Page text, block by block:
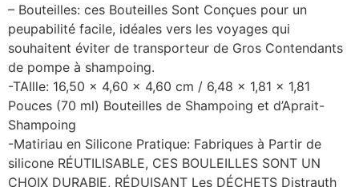
– Bouteilles: ces Bouteilles Sont Conçues pour un
peupabilité facile, idéales vers les voyages qui
souhaitent éviter de transporteur de Gros Contendants
de pompe à shampoing.
-TAIlle: 16,50 x 4,60 x 4,60 cm / 6,48 x 1,81 x 1,81
Pouces (70 ml) Bouteilles de Shampoing et d’Aprait-
Shampoing
-Matiriau en Silicone Pratique: Fabriques à Partir de
silicone RÉUTILISABLE, CES BOULEILLES SONT UN
CHOIX DURABIE, RÉDUISANT Les DÉCHETS Distrauth